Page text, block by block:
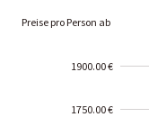
Preise pro Person ab
1900.00 €
1750.00 €